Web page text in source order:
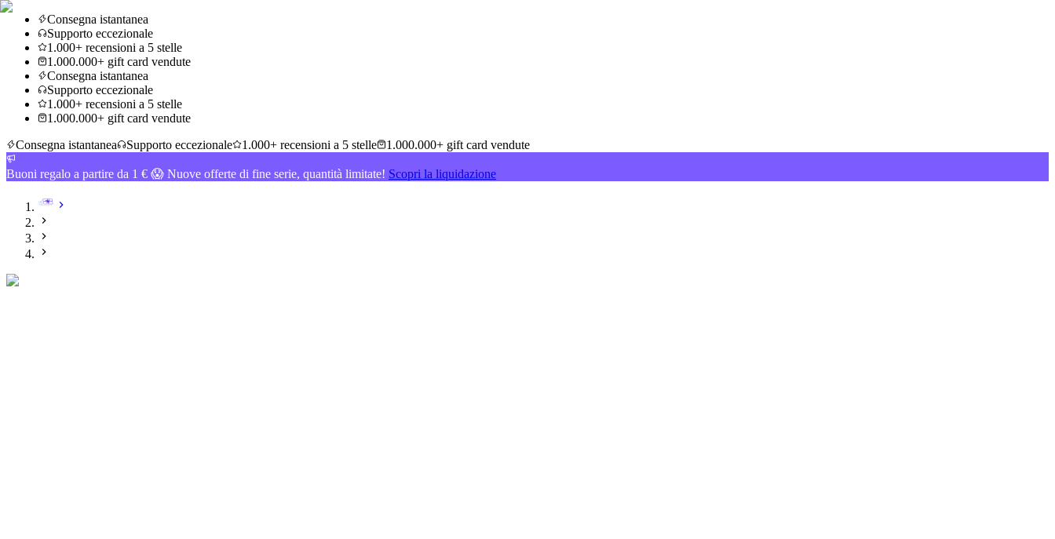
Consegna istantanea
Supporto eccezionale
1.000+ recensioni a 5 stelle
1.000.000+ gift card vendute
Consegna istantanea
Supporto eccezionale
1.000+ recensioni a 5 stelle
1.000.000+ gift card vendute
Consegna istantanea
Supporto eccezionale 1.000+ recensioni a 5 stelle 1.000.000+ gift card vendute
Buoni regalo a partire da 1 € 😱 Nuove offerte di fine serie, quantità limitate! Scopri la liquidazione